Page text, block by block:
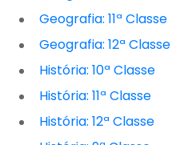
Geografia: 11ª Classe
Geografia: 12ª Classe
História: 10ª Classe
História: 11ª Classe
História: 12ª Classe